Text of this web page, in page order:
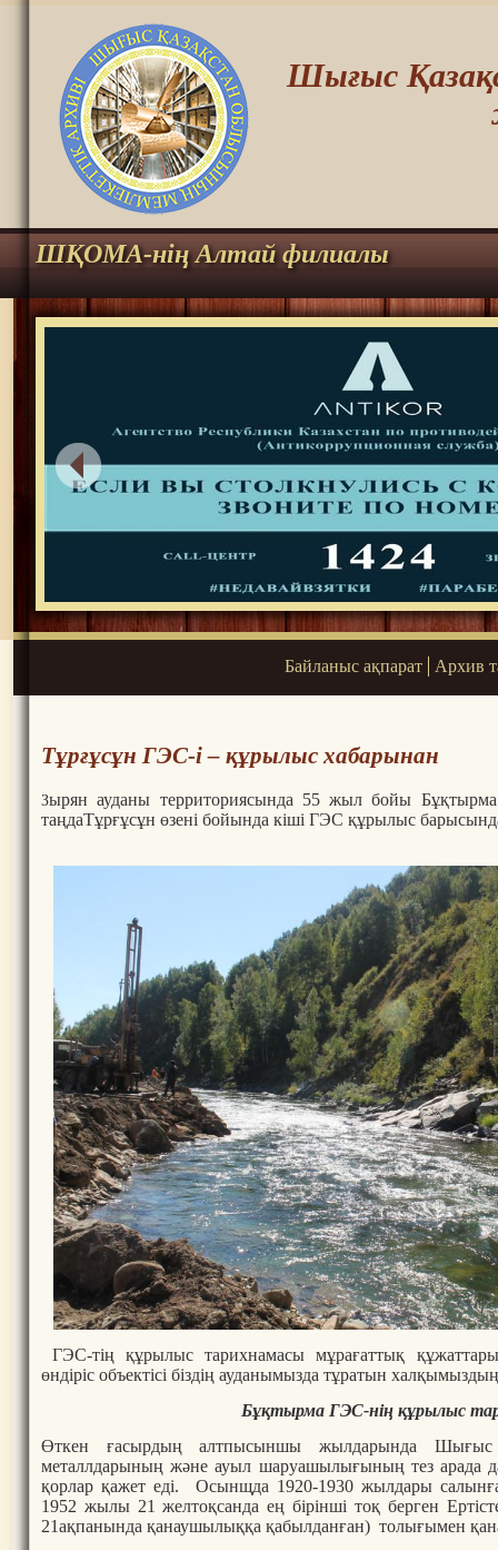
Шығыс
ШҚОМА-нің Алтай филиалы
Байланыс ақпарат Архив
Тұрғұсұн ГЭС-і – құрылыс хабарынан
Зырян ауданы территориясында 55 жыл бойы
таңдаТұрғұсұн өзені бойында кіші ГЭС құрылыс
ГЭС-тің құрылыс тарихнамасы мұрағаттық
өндіріс объектісі біздің ауданымызда тұратын
Бұқтырма ГЭС-нің құрылыс
Өткен ғасырдың алтпысыншы жылдарында Шығыс
металлдарының және ауыл шаруашылығының тез арада
қорлар қажет еді. Осынщда 1920-1930 жылдары
1952 жылы 21 желтоқсанда ең бірінші тоқ берген
21ақпанында қанаушылыққа қабылданған) толығымен